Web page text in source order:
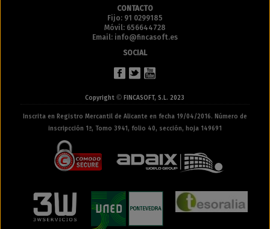
CONTACTO
Fijo: 91 0299185
Móvil: 656644728
Email: info@fincasoft.es
SOCIAL
Copyright© FINCASOFT, S.L. 2023
Inscrita en Registro Mercantil de Alicante en fecha 19/04/2016. Número de
inscripcción 1ª, Tomo 3941, folio 40, sección, hoja 149691